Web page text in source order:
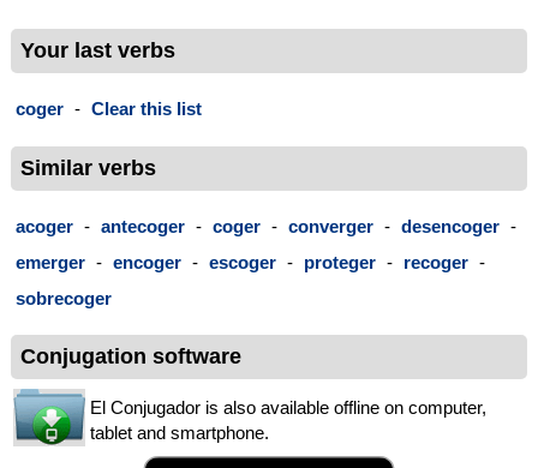
Your last verbs
coger - Clear this list
Similar verbs
acoger - antecoger - coger - converger - desencoger -
emerger - encoger - escoger - proteger - recoger -
sobrecoger
Conjugation software
El Conjugador is also available offline on computer,
tablet and smartphone.